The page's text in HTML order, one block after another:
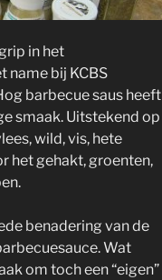
in het
name bij KCBS
barbecue saus heeft
smaak. Uitstekend op
wild, vis, hete
het gehakt, groenten,
benadering van de
Wat
om toch een “eigen”